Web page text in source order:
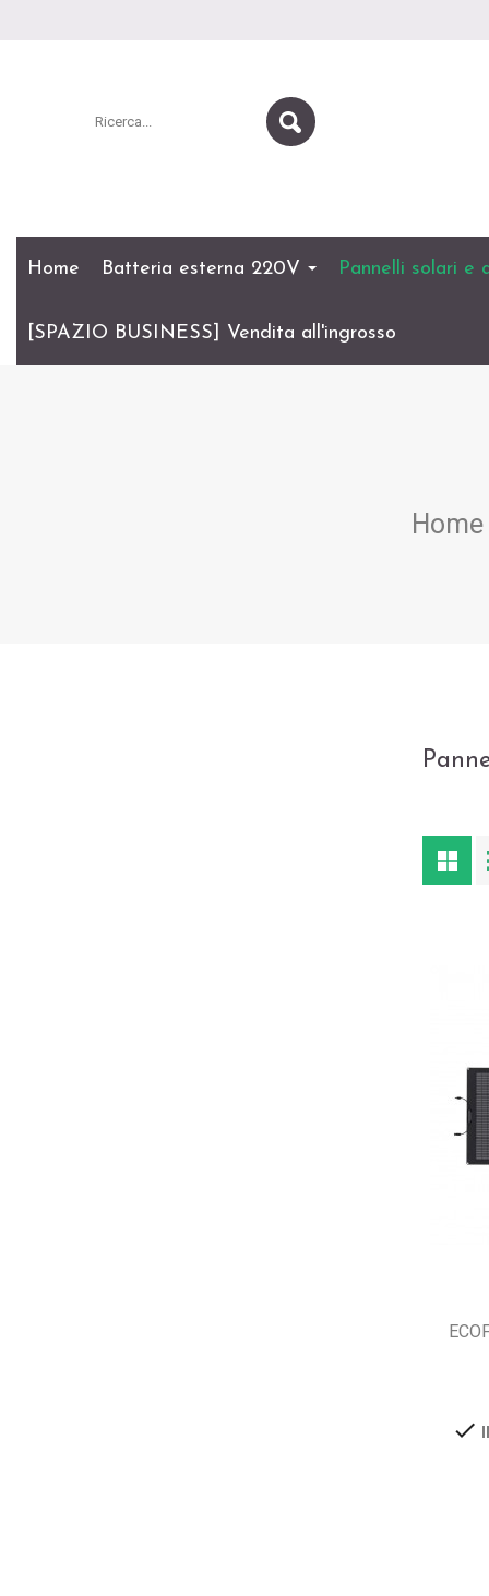
Home Batteria esterna 220V Pannelli solari e
[SPAZIO BUSINESS] Vendita all'ingrosso
Home
